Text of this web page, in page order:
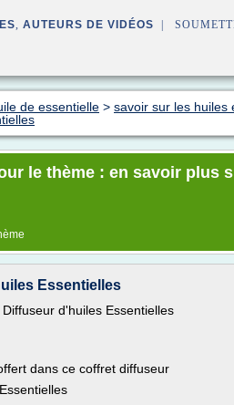
, AUTEURS DE VIDÉOS |
de essentielle > savoir sur les huiles
le thème : en savoir plus
Essentielles
d'huiles Essentielles
dans ce coffret diffuseur